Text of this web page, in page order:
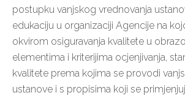
postupku vanjskog vrednovanja
edukaciju u organizaciji Agencije na
okvirom osiguravanja kvalitete u
elementima i kriterijima ocjenjivanja,
kvalitete prema kojima se provodi
ustanove i s propisima koji se